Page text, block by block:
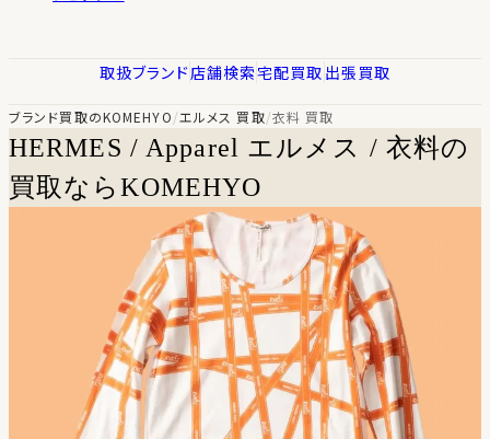
取扱ブランド店舗検索宅配買取 出張買取
ブランド買取のKOMEHYO/エルメス 買取/衣料 買取
HERMES / Apparel エルメス / 衣料の
買取ならKOMEHYO